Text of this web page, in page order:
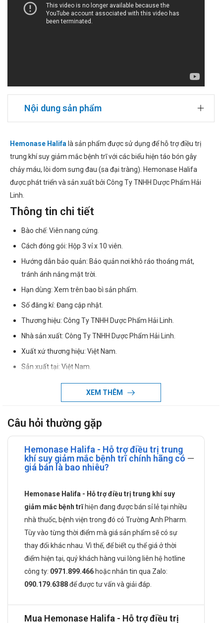
Nội dung sản phẩm
Hemonase Halifa là sản phẩm được sử dụng để hỗ trợ điều trị
trung khí suy giảm mắc bệnh trĩ với các biểu hiện táo bón gây
chảy máu, lòi dom sưng đau (sa đại tràng). Hemonase Halifa
được phát triển và sản xuất bởi Công Ty TNHH Dược Phẩm Hải
Linh.
Thông tin chi tiết
Bào chế: Viên nang cứng.
Cách đóng gói: Hộp 3 vỉ x 10 viên.
Hướng dẫn bảo quản: Bảo quản nơi khô ráo thoáng mát,
tránh ánh nắng mặt trời.
Hạn dùng: Xem trên bao bì sản phẩm.
Số đăng kí: Đang cập nhật.
Thương hiệu: Công Ty TNHH Dược Phẩm Hải Linh.
Nhà sản xuất: Công Ty TNHH Dược Phẩm Hải Linh.
Xuất xứ thương hiệu: Việt Nam.
Sản xuất tại: Việt Nam.
Giao hàng: Toàn quốc.
Thành phần của Hemonase Halifa
Mỗi viên nang cứng Hemonase gồm có các thành phần sau:
Thất diệp nhất chi hoa, Đẳng Sâm, Hoàng Kỳ, Đương Quy,
các loại phụ liệu khác.
Công dụng của Hemonase Halifa
Hỗ trợ điều trị trung khí suy giảm mắc bệnh trĩ, với các biểu
hiện: Táo bón gây chảy máu, lòi dom sưng đau (sa đại tràng).
Giúp bổ tỳ vị, bổ trung thăng dương khí, ích huyết, nhuận
tràng.
Người bị trĩ nội, trĩ ngoại, táo bón gây chảy máu, lòi dom sưng
đau (sa đại tràng)
Người bị trung khí suy giảm, mắc bệnh sa dạ dày, sa dạ con,
huyết áp thấp.
Dự phòng cho người nguyên phát hay tái phát mắc bệnh trĩ do
làm việc đứng hay ngồi nhiều.
XEM THÊM
Câu hỏi thường gặp
Hemonase Halifa - Hỗ trợ điều trị trung
khí suy giảm mắc bệnh trĩ chính hãng có
giá bán là bao nhiêu?
Hemonase Halifa - Hỗ trợ điều trị trung khí suy
giảm mắc bệnh trĩ hiện đang được bán sỉ lẻ tại nhiều
nhà thuốc, bệnh viện trong đó có Trường Anh Pharm.
Tùy vào từng thời điểm mà giá sản phẩm sẽ có sự
thay đổi khác nhau. Vì thế, để biết cụ thể giá ở thời
điểm hiện tại, quý khách hàng vui lòng liên hệ hotline
công ty: 0971.899.466 hoặc nhắn tin qua Zalo:
090.179.6388để được tư vấn và giải đáp.
Mua Hemonase Halifa - Hỗ trợ điều trị